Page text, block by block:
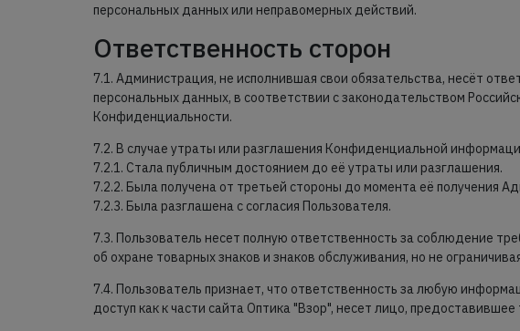
персональных данных или неправомерных действий.
Ответственность сторон
7.1. Администрация, не исполнившая свои обязательства, несёт
персональных данных, в соответствии с законодательством
Конфиденциальности.
7.2. В случае утраты или разглашения Конфиденциальной
7.2.1. Стала публичным достоянием до её утраты или разглашения.
7.2.2. Была получена от третьей стороны до момента её получения
7.2.3. Была разглашена с согласия Пользователя.
7.3. Пользователь несет полную ответственность за соблюдение
об охране товарных знаков и знаков обслуживания, но не
7.4. Пользователь признает, что ответственность за любую
доступ как к части сайта Оптика "Взор", несет лицо,